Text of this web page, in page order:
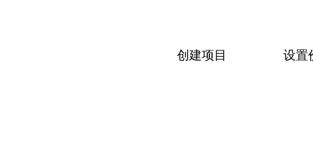
创建项目
设置